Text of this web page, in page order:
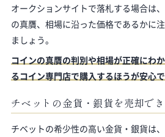
オークションサイトで落札する場合は
の真贋、相場に沿った価格であるかに
ましょう。
コインの真贋の判別や相場が正確にわ
るコイン専門店で購入するほうが安心
チベットの金貨・銀貨を売却で
チベットの希少性の高い金貨・銀貨は